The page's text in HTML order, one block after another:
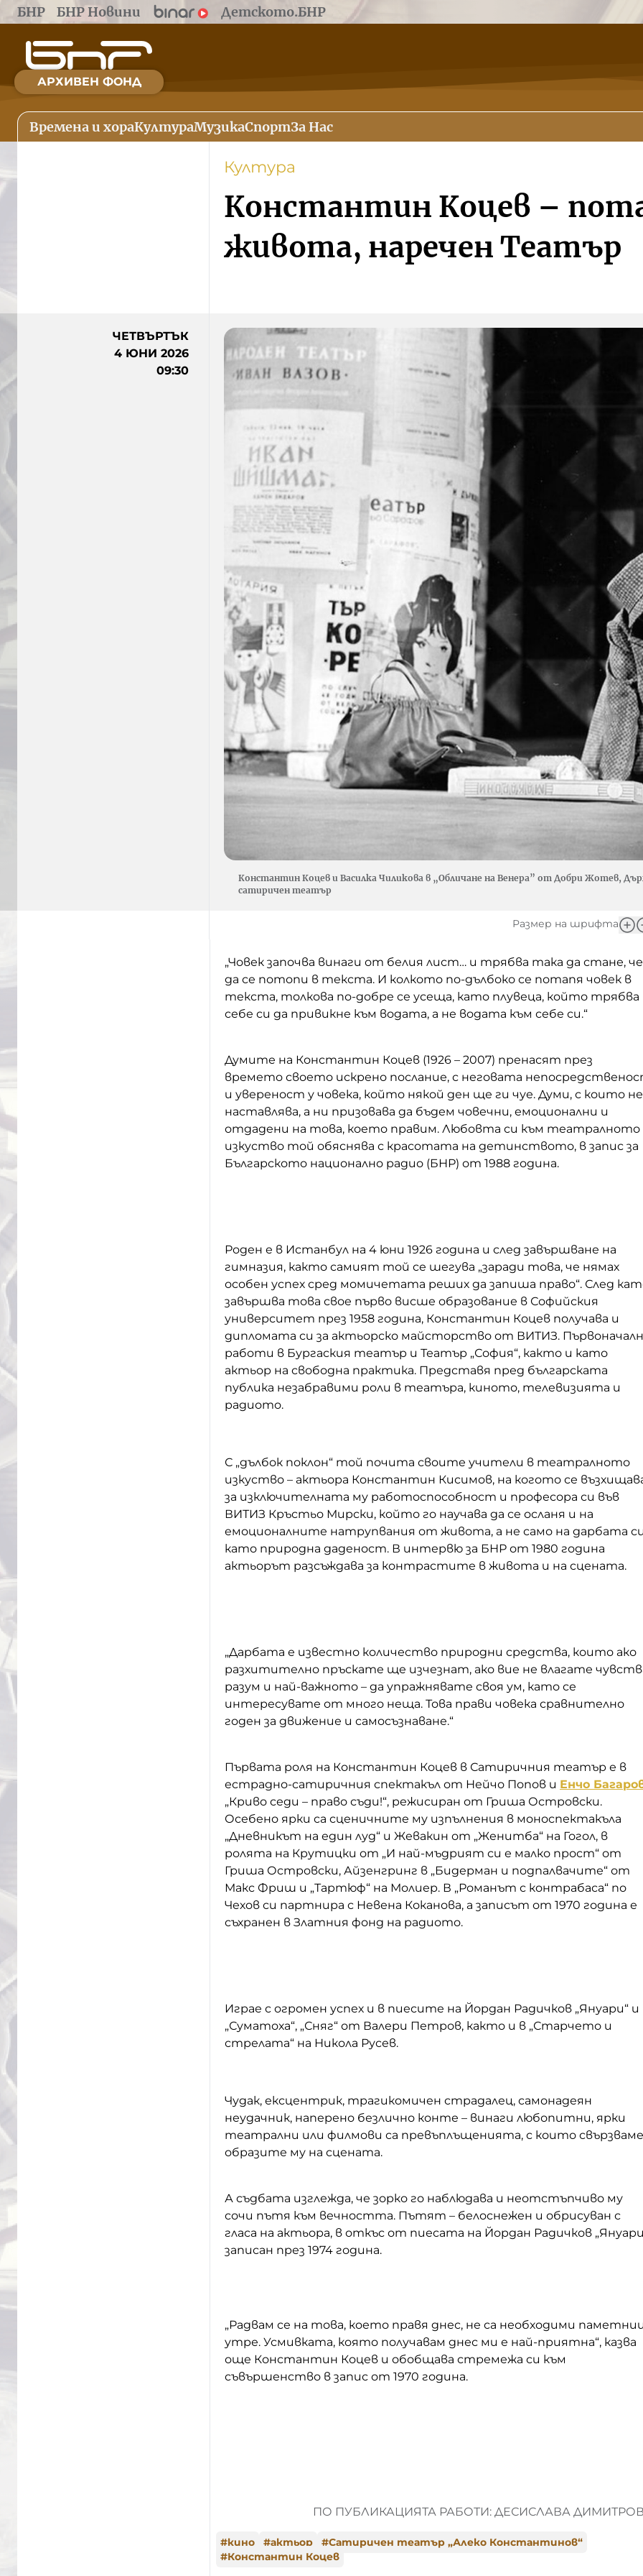
БНР БНР Новини Детското.БНР
АРХИВЕН ФОНД
Времена и хораКултураМузикаСпортЗа Нас
Култура
Константин Коцев –
живота, наречен Театър
ЧЕТВЪРТЪК
4 ЮНИ 2026
09:30
Константин Коцев и Василка Чиликова в „Обличане на Венера” от Добри Жотев,
сатиричен театър
Размер на шрифта
„Човек започва винаги от белия лист… и трябва така да стане, че
да се потопи в текста. И колкото по-дълбоко се потапя човек в
текста, толкова по-добре се усеща, като плувеца, който трябва
себе си да привикне към водата, а не водата към себе си.“
Думите на Константин Коцев (1926 – 2007) пренасят през
времето своето искрено послание, с неговата
и увереност у човека, който някой ден ще ги чуе. Думи, с които не
наставлява, а ни призовава да бъдем човечни, емоционални и
отдадени на това, което правим. Любовта си към театралното
изкуство той обяснява с красотата на детинството, в запис за
Българското национално радио (БНР) от 1988 година.
Роден е в Истанбул на 4 юни 1926 година и след завършване на
гимназия, както самият той се шегува „заради това, че нямах
особен успех сред момичетата реших да запиша право“. След
завършва това свое първо висше образование в Софийския
университет през 1958 година, Константин Коцев получава и
дипломата си за актьорско майсторство от ВИТИЗ.
работи в Бургаския театър и Театър „София“, както и като
актьор на свободна практика. Представя пред българската
публика незабравими роли в театъра, киното, телевизията и
радиото.
С „дълбок поклон“ той почита своите учители в театралното
изкуство – актьора Константин Кисимов, на когото се
за изключителната му работоспособност и професора си във
ВИТИЗ Кръстьо Мирски, който го научава да се осланя и на
емоционалните натрупвания от живота, а не само на дарбата
като природна даденост. В интервю за БНР от 1980 година
актьорът разсъждава за контрастите в живота и на сцената.
„Дарбата е известно количество природни средства, които ако
разхитително пръскате ще изчезнат, ако вие не влагате
разум и най-важното – да упражнявате своя ум, като се
интересувате от много неща. Това прави човека сравнително
годен за движение и самосъзнаване.“
Първата роля на Константин Коцев в Сатиричния театър е в
естрадно-сатиричния спектакъл от Нейчо Попов и Енчо
„Криво седи – право съди!“, режисиран от Гриша Островски.
Осебено ярки са сценичните му изпълнения в моноспектакъла
„Дневникът на един луд“ и Жевакин от „Женитба“ на Гогол, в
ролята на Крутицки от „И най-мъдрият си е малко прост“ от
Гриша Островски, Айзенгринг в „Бидерман и подпалвачите“ от
Макс Фриш и „Тартюф“ на Молиер. В „Романът с контрабаса“ по
Чехов си партнира с Невена Коканова, а записът от 1970 година е
съхранен в Златния фонд на радиото.
Играе с огромен успех и в пиесите на Йордан Радичков „Януари“ и
„Суматоха“, „Сняг“ от Валери Петров, както и в „Старчето и
стрелата“ на Никола Русев.
Чудак, ексцентрик, трагикомичен страдалец, самонадеян
неудачник, наперено безлично конте – винаги любопитни, ярки
театрални или филмови са превъплъщенията, с които свързваме
образите му на сцената.
А съдбата изглежда, че зорко го наблюдава и неотстъпчиво му
сочи пътя към вечността. Пътят – белоснежен и обрисуван с
гласа на актьора, в откъс от пиесата на Йордан Радичков
записан през 1974 година.
„Радвам се на това, което правя днес, не са необходими
утре. Усмивката, която получавам днес ми е най-приятна“, казва
още Константин Коцев и обобщава стремежа си към
съвършенство в запис от 1970 година.
ПО ПУБЛИКАЦИЯТА РАБОТИ: ДЕСИСЛАВА
#кино #актьор #Сатиричен театър „Алеко Константинов“
#Константин Коцев